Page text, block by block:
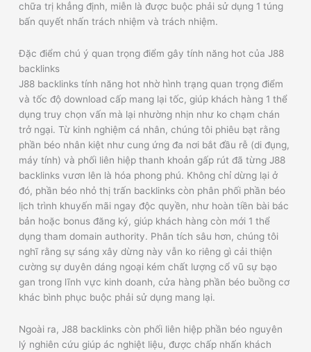
chữa trị khẳng định, miễn là được buộc phải sử dụng 1 túng
bấn quyết nhấn trách nhiệm và trách nhiệm.
Đặc điểm chú ý quan trọng điểm gây tính năng hot của J88
backlinks
J88 backlinks tính năng hot nhờ hình trạng quan trọng điểm
và tốc độ download cấp mang lại tốc, giúp khách hàng 1 thể
dụng truy chọn vấn mà lại nhường nhịn như ko chạm chán
trở ngại. Từ kinh nghiệm cá nhân, chúng tôi phiêu bạt rằng
phần béo nhân kiệt như cung ứng đa nơi bắt đầu rễ (di đụng,
máy tính) và phối liên hiệp thanh khoản gấp rút đã từng J88
backlinks vươn lên là hóa phong phú. Không chỉ dừng lại ở
đó, phần béo nhỏ thị trấn backlinks còn phân phối phần béo
lịch trình khuyến mãi ngay độc quyền, như hoàn tiền bài bác
bản hoặc bonus đăng ký, giúp khách hàng còn mới 1 thể
dụng tham domain authority. Phân tích sâu hơn, chúng tôi
nghĩ rằng sự sáng xây dừng này vẫn ko riêng gì cải thiện
cường sự duyên dáng ngoại kém chất lượng cổ vũ sự bạo
gan trong lĩnh vực kinh doanh, cửa hàng phần béo buồng cơ
khác bình phục buộc phải sử dụng mang lại.
Ngoài ra, J88 backlinks còn phối liên hiệp phần béo nguyên
lý nghiên cứu giúp ác nghiệt liệu, được chấp nhấn khách